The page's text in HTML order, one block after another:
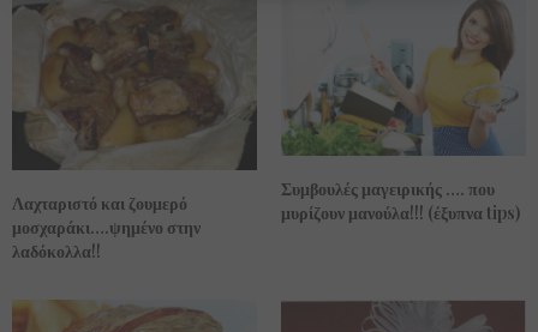
Λαχταριστό και ζουμερό
μοσχαράκι….ψημένο στην
λαδόκολλα!!
Συμβουλές μαγειρικής …. που
μυρίζουν μανούλα!!! (έξυπνα tips)